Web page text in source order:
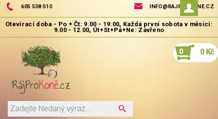
605 538 510 INFO@RAJPROKONE.CZ
0 0 Kč